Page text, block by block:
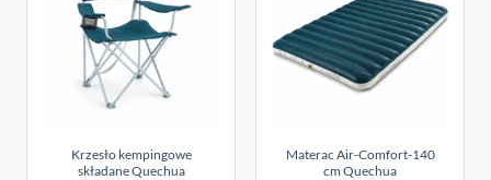
Krzesło kempingowe
składane Quechua
Materac Air-Comfort-140
cm Quechua